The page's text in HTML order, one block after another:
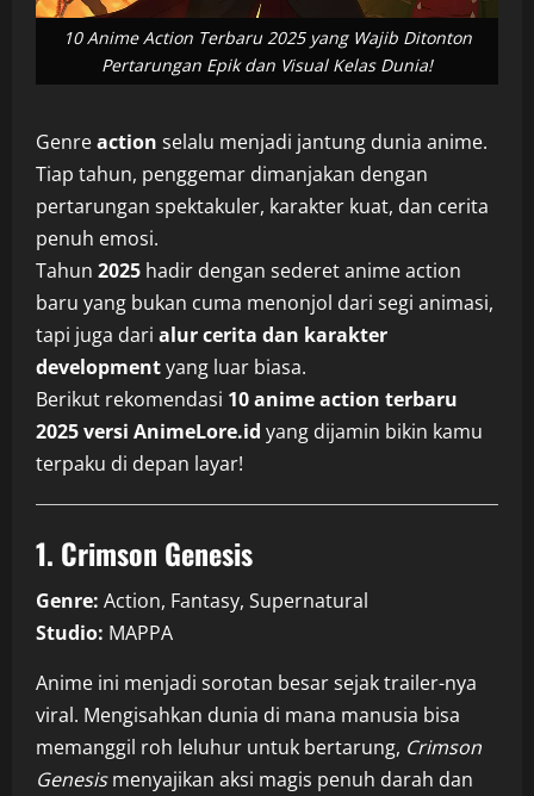
10 Anime Action Terbaru 2025 yang Wajib Ditonton
Pertarungan Epik dan Visual Kelas Dunia!
Genreaction selalu menjadi jantung dunia anime.
Tiap tahun, penggemar dimanjakan dengan
pertarungan spektakuler, karakter kuat, dan cerita
penuh emosi.
Tahun 2025 hadir dengan sederet anime action
baru yang bukan cuma menonjol dari segi animasi,
tapi juga dari alur cerita dan karakter
developmentyang luar biasa.
Berikut rekomendasi 10 anime action terbaru
2025 versi AnimeLore.id yang dijamin bikin kamu
terpaku di depan layar!
1. Crimson Genesis
Genre: Action, Fantasy, Supernatural
Studio: MAPPA
Anime ini menjadi sorotan besar sejak trailer-nya
viral. Mengisahkan dunia di mana manusia bisa
memanggil roh leluhur untuk bertarung, Crimson
Genesismenyajikan aksi magis penuh darah dan